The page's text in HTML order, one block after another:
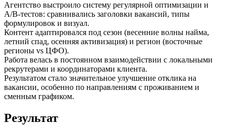
Агентство выстроило систему регулярной оптимизации и
A/B-тестов: сравнивались заголовки вакансий, типы
формулировок и визуал.
Контент адаптировался под сезон (весенние волны найма,
летний спад, осенняя активизация) и регион (восточные
регионы vs ЦФО).
Работа велась в постоянном взаимодействии с локальными
рекрутерами и координаторами клиента.
Результатом стало значительное улучшение отклика на
вакансии, особенно по направлениям с проживанием и
сменным графиком.
Результат